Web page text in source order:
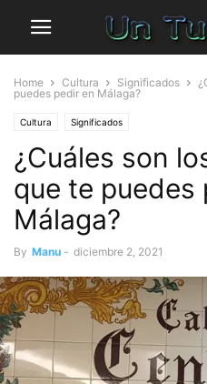
Home Cultura Significados
puedes pedir en Málaga?
Cultura Significados
¿Cuáles son
que te puedes
Málaga?
By Manu - diciembre 2, 2021